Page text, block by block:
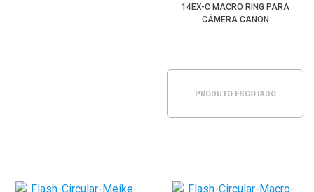
14EX-C MACRO RING PARA
CÂMERA CANON
PRODUTO ESGOTADO